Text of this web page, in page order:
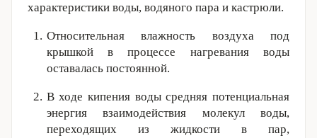
характеристики воды, водяного пара и кастрюли.
Относительная влажность воздуха под
крышкой в процессе нагревания воды
оставалась постоянной.
В ходе кипения воды средняя потенциальная
энергия взаимодействия молекул воды,
переходящих из жидкости в пар,